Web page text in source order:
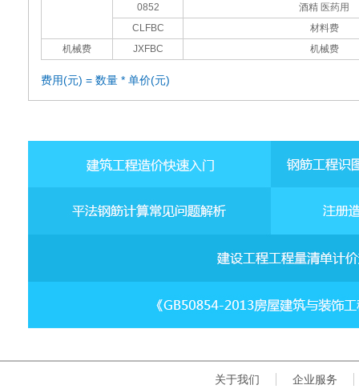
0852
酒精 医药用
CLFBC
材料费
机械费
JXFBC 机械费
费用(元) = 数量 * 单价(元)
关于我们 企业服务